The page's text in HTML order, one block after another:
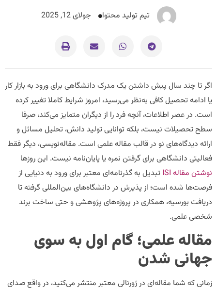
تیم تولید محتوا جولای 12, 2025
اگر تا چند سال پیش داشتن یک مدرک دانشگاهی برای ورود به بازار کار
یا ادامه تحصیل کافی به‌نظر می‌رسید، امروز شرایط کاملا تغییر کرده
است. در عصر اطلاعات، آنچه فرد را از دیگران متمایز می‌کند، صرفا
سطح تحصیلات نیست، بلکه توانایی تولید دانش، تحلیل مسائل و
ارائه دیدگاه‌های نو در قالب مقاله علمی است. مقاله‌نویسی، دیگر فقط
فعالیتی دانشگاهی برای گرفتن نمره یا پایان‌نامه نیست. این روزها
نوشتن مقاله ISI
تبدیل به گذرنامه‌ای معتبر برای ورود به دنیایی از
فرصت‌ها شده است؛ از پذیرش در دانشگاه‌های بین‌المللی گرفته تا
دریافت بورسیه، همکاری در پروژه‌های پژوهشی و حتی ساخت برند
شخصی علمی.
مقاله علمی؛ گام اول به ‌سوی
جهانی شدن
زمانی که شما مقاله‌ای در ژورنالی معتبر منتشر می‌کنید، در واقع صدای